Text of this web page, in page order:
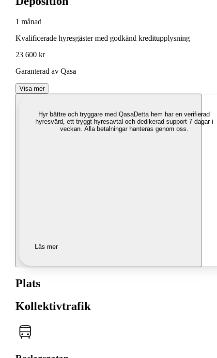
1 månad
Kvalificerade hyresgäster med godkänd kreditupplysning
23 600 kr
Garanterad av Qasa
Visa mer
Hyr bättre och tryggare med QasaDetta hem har en verifierad
hyresvärd, ett tryggt hyresavtal och dedikerad support 7 dagar i
veckan. Alla betalningar hanteras genom oss.
Läs mer
Plats
Kollektivtrafik